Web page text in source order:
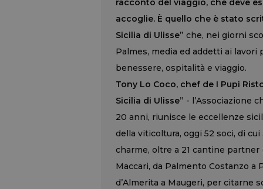
racconto del viaggio, che deve
accoglie. È quello che è stato
Sicilia di Ulisse” che, nei giorni
Palmes, media ed addetti ai
benessere, ospitalità e viaggio.
Tony Lo Coco, chef de I Pupi
Sicilia di Ulisse” - l’Associazione
20 anni, riunisce le eccellenze
della viticoltura, oggi 52 soci, di
charme, oltre a 21 cantine partner
Maccari, da Palmento Costanzo a
d’Almerita a Maugeri, per citarne